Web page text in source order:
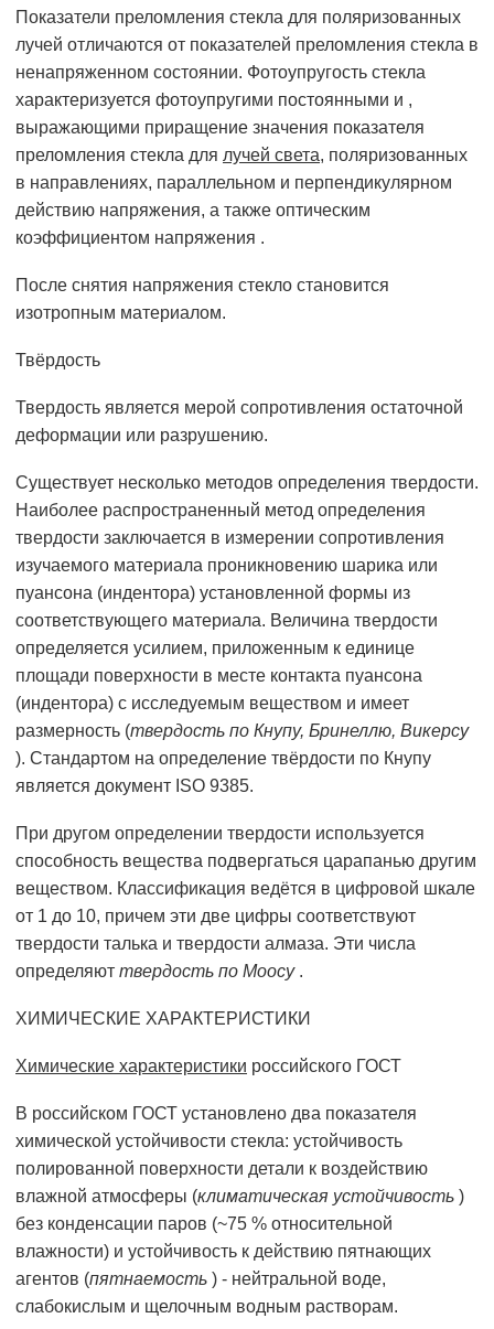
Показатели преломления стекла для поляризованных
лучей отличаются от показателей преломления стекла в
ненапряженном состоянии. Фотоупругость стекла
характеризуется фотоупругими постоянными и ,
выражающими приращение значения показателя
преломления стекла для лучей света, поляризованных
в направлениях, параллельном и перпендикулярном
действию напряжения, а также оптическим
коэффициентом напряжения .
После снятия напряжения стекло становится
изотропным материалом.
Твёрдость
Твердость является мерой сопротивления остаточной
деформации или разрушению.
Существует несколько методов определения твердости.
Наиболее распространенный метод определения
твердости заключается в измерении сопротивления
изучаемого материала проникновению шарика или
пуансона (индентора) установленной формы из
соответствующего материала. Величина твердости
определяется усилием, приложенным к единице
площади поверхности в месте контакта пуансона
(индентора) с исследуемым веществом и имеет
размерность (твердость по Кнупу, Бринеллю, Викерсу
). Стандартом на определение твёрдости по Кнупу
является документ ISO 9385.
При другом определении твердости используется
способность вещества подвергаться царапанью другим
веществом. Классификация ведётся в цифровой шкале
от 1 до 10, причем эти две цифры соответствуют
твердости талька и твердости алмаза. Эти числа
определяют твердость по Моосу .
ХИМИЧЕСКИЕ ХАРАКТЕРИСТИКИ
Химические характеристики российского ГОСТ
В российском ГОСТ установлено два показателя
химической устойчивости стекла: устойчивость
полированной поверхности детали к воздействию
влажной атмосферы (климатическая устойчивость )
без конденсации паров (~75 % относительной
влажности) и устойчивость к действию пятнающих
агентов (пятнаемость ) - нейтральной воде,
слабокислым и щелочным водным растворам.